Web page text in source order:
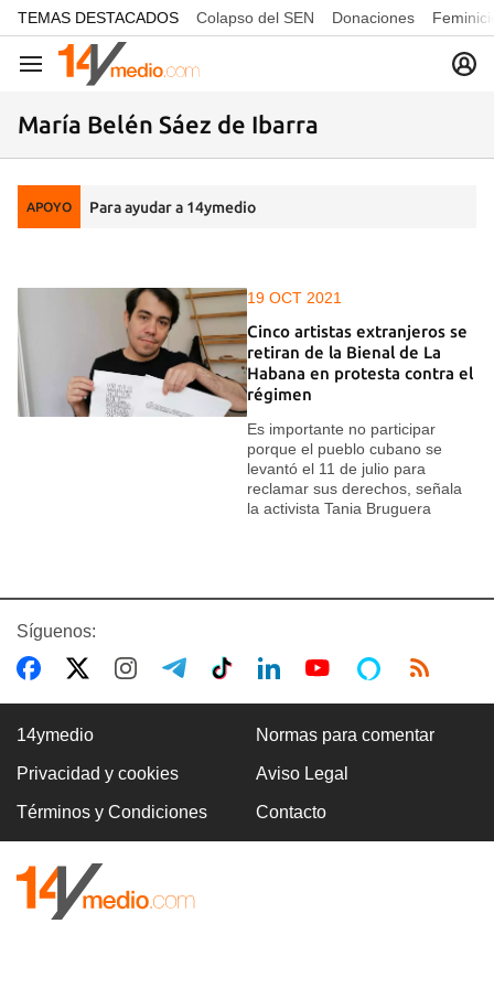
common.go-to-content
TEMAS DESTACADOS Colapso del SEN Donaciones
Navegación
María Belén Sáez de Ibarra
APOYO Para ayudar a 14ymedio
19 OCT 2021
Cinco artistas extranjeros se
retiran de la Bienal de La
Habana en protesta contra el
régimen
Es importante no participar
porque el pueblo cubano se
levantó el 11 de julio para
reclamar sus derechos, señala
la activista Tania Bruguera
Síguenos:
14ymedio Normas para comentar
Privacidad y cookies Aviso Legal
Términos y Condiciones Contacto